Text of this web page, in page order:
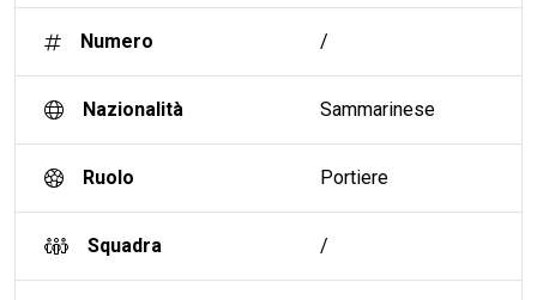
Numero /
Nazionalità Sammarinese
Ruolo Portiere
Squadra /